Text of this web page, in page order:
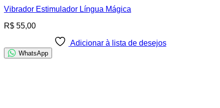
Vibrador Estimulador Língua Mágica
R$ 55,00
Adicionar à lista de desejos
WhatsApp